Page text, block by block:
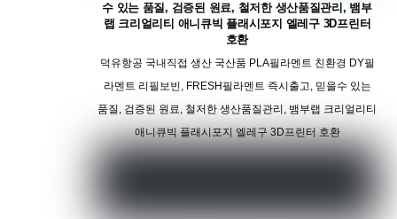
수 있는 품질, 검증된 원료, 철저한 생산품질관리, 뱀부
랩 크리얼리티 애니큐빅 플래시포지 엘레구 3D프린터
호환
덕유항공 국내직접 생산 국산품 PLA필라멘트 친환경 DY필
라멘트 리필보빈, FRESH필라멘트 즉시출고, 믿을수 있는
품질, 검증된 원료, 철저한 생산품질관리, 뱀부랩 크리얼리티
애니큐빅 플래시포지 엘레구 3D프린터 호환